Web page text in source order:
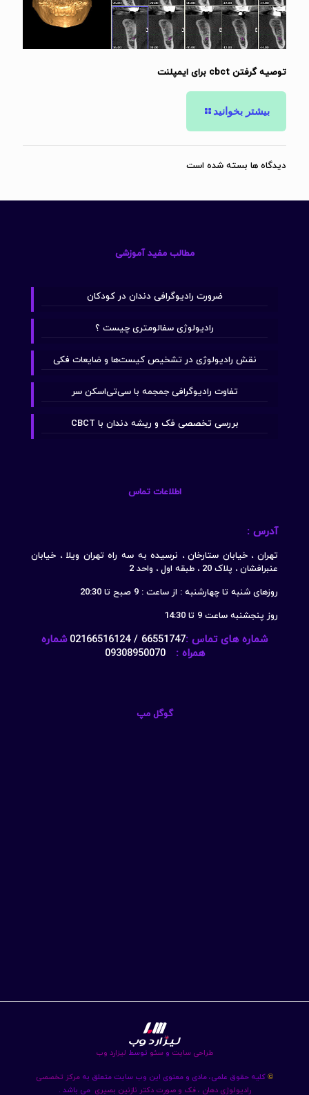
توصیه گرفتن cbct برای ایمپلنت
بیشتر بخوانید
دیدگاه ها بسته شده است
مطالب مفید آموزشی
ضرورت رادیوگرافی دندان در کودکان
رادیولوژی سفالومتری چیست ؟
نقش رادیولوژی در تشخیص کیست‌ها و ضایعات فکی
تفاوت رادیوگرافی جمجمه با سی‌تی‌اسکن سر
بررسی تخصصی فک و ریشه دندان با CBCT
اطلاعات تماس
آدرس :
تهران ، خیابان ستارخان ، نرسیده به سه راه تهران ویلا ، خیابان
عنبرافشان ، پلاک 20 ، طبقه اول ، واحد 2
روزهای شنبه تا چهارشنبه : از ساعت : 9 صبح تا 20:30
روز پنجشنبه ساعت 9 تا 14:30
شماره های تماس :66551747 / 02166516124
شماره
همراه :
09308950070
گوگل مپ
طراحی سایت و سئو توسط لیزارد وب
© کلیه حقوق علمی، مادی و معنوی این وب سایت متعلق به مرکز تخصصی
رادیولوژی دهان ، فک و صورت دکتر نازنین بصیری می باشد .